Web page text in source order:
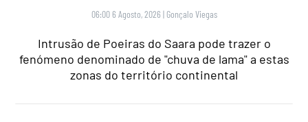
06:00 6 Agosto, 2026 | Gonçalo Viegas
Intrusão de Poeiras do Saara pode trazer o
fenómeno denominado de "chuva de lama" a estas
zonas do território continental